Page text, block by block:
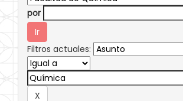
por
Filtros actuales: